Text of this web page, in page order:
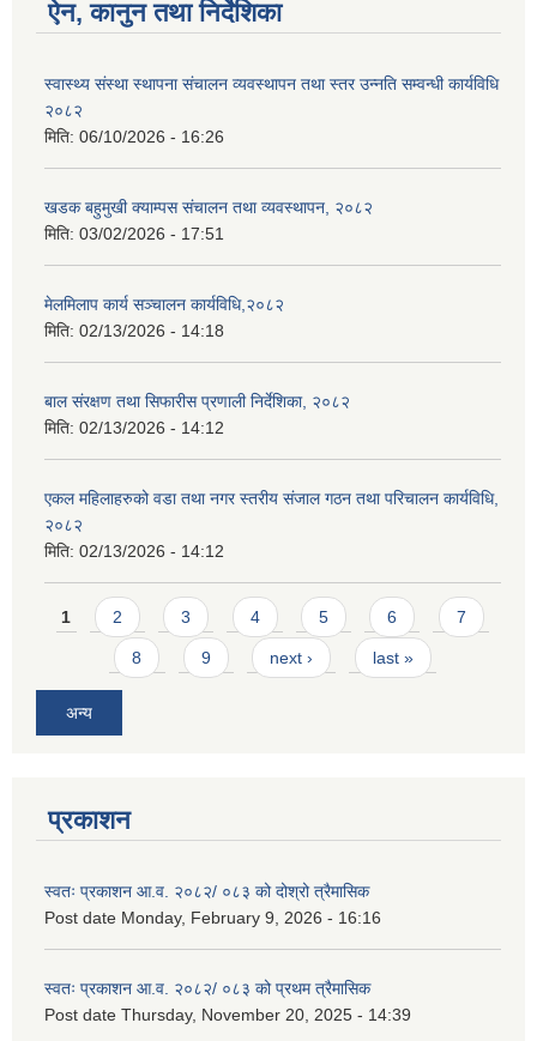
ऐन, कानुन तथा निर्देशिका
स्वास्थ्य संस्था स्थापना संचालन व्यवस्थापन तथा स्तर उन्नति सम्वन्धी कार्यविधि
२०८२
मिति: 06/10/2026 - 16:26
खडक बहुमुखी क्याम्पस संचालन तथा व्यवस्थापन, २०८२
मिति: 03/02/2026 - 17:51
मेलमिलाप कार्य सञ्चालन कार्यविधि,२०८२
मिति: 02/13/2026 - 14:18
बाल संरक्षण तथा सिफारीस प्रणाली निर्देशिका, २०८२
मिति: 02/13/2026 - 14:12
एकल महिलाहरुको वडा तथा नगर स्तरीय संजाल गठन तथा परिचालन कार्यविधि,
२०८२
मिति: 02/13/2026 - 14:12
Pages
1 2 3 4 5 6 7
8 9 next › last »
अन्य
प्रकाशन
स्वतः प्रकाशन आ.व. २०८२/ ०८३ को दोश्रो त्रैमासिक
Post date Monday, February 9, 2026 - 16:16
स्वतः प्रकाशन आ.व. २०८२/ ०८३ को प्रथम त्रैमासिक
Post date Thursday, November 20, 2025 - 14:39